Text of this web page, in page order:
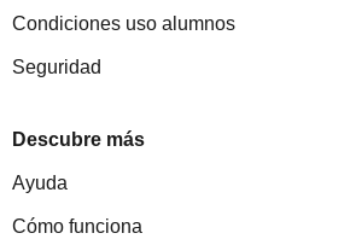
Condiciones uso alumnos
Seguridad
Descubre más
Ayuda
Cómo funciona